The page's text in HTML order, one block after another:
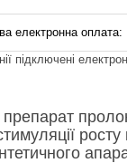
підключені
препарат
росту